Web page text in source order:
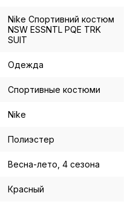
Nike Спортивний костюм
NSW ESSNTL PQE TRK
SUIT
Одежда
Спортивные костюми
Nike
Полиэстер
Весна-лето, 4 сезона
Красный